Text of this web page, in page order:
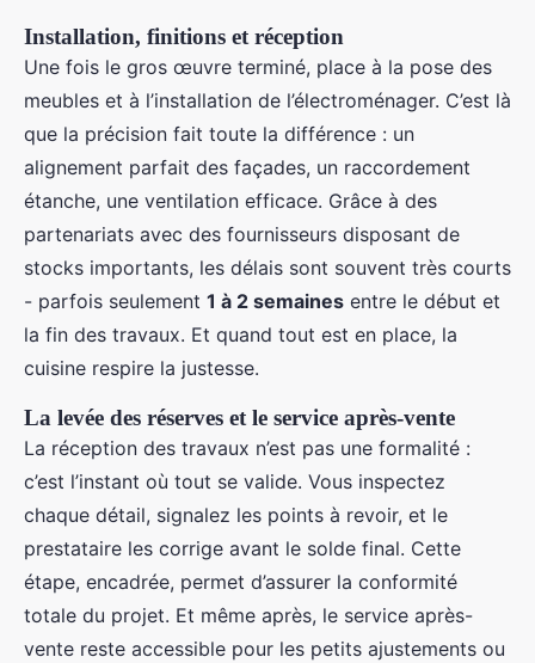
Installation, finitions et réception
Une fois le gros œuvre terminé, place à la pose des
meubles et à l’installation de l’électroménager. C’est là
que la précision fait toute la différence : un
alignement parfait des façades, un raccordement
étanche, une ventilation efficace. Grâce à des
partenariats avec des fournisseurs disposant de
stocks importants, les délais sont souvent très courts
- parfois seulement 1 à 2 semaines entre le début et
la fin des travaux. Et quand tout est en place, la
cuisine respire la justesse.
La levée des réserves et le service après-vente
La réception des travaux n’est pas une formalité :
c’est l’instant où tout se valide. Vous inspectez
chaque détail, signalez les points à revoir, et le
prestataire les corrige avant le solde final. Cette
étape, encadrée, permet d’assurer la conformité
totale du projet. Et même après, le service après-
vente reste accessible pour les petits ajustements ou